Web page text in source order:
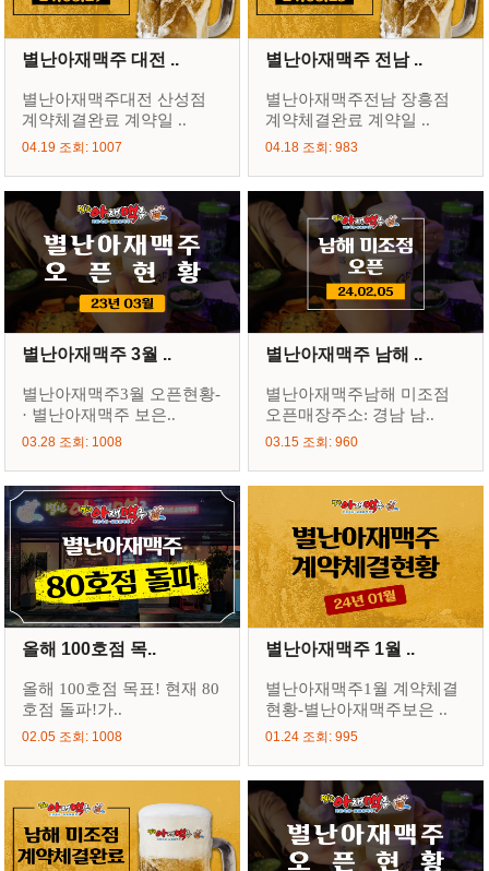
별난아재맥주 대전 ..
별난아재맥주대전 산성점
계약체결완료 계약일 ..
04.19 조회: 1007
별난아재맥주 전남 ..
별난아재맥주전남 장흥점
계약체결완료 계약일 ..
04.18 조회: 983
별난아재맥주 3월 ..
별난아재맥주3월 오픈현황-
· 별난아재맥주 보은..
03.28 조회: 1008
별난아재맥주 남해 ..
별난아재맥주남해 미조점
오픈매장주소: 경남 남..
03.15 조회: 960
올해 100호점 목..
올해 100호점 목표! 현재 80
호점 돌파!가..
02.05 조회: 1008
별난아재맥주 1월 ..
별난아재맥주1월 계약체결
현황-별난아재맥주보은 ..
01.24 조회: 995